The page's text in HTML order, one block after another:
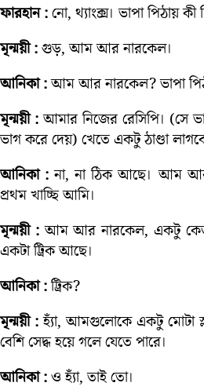
ফারহান :নো, থ্যাংক্স। ভাপা পিঠায় কী
মৃন্ময়ী :গুড়, আম আর নারকেল।
আনিকা :আম আর নারকেল? ভাপা
মৃন্ময়ী :আমার নিজের রেসিপি। (সে
ভাগ করে দেয়) খেতে একটু ঠাণ্ডা
আনিকা : না, না ঠিক আছে। আম আর
প্রথম খাচ্ছি আমি।
মৃন্ময়ী :আম আর নারকেল, একটু
একটা ট্রিক আছে।
আনিকা :ট্রিক?
মৃন্ময়ী :হ্যাঁ, আমগুলোকে একটু মোটা
বেশি সেদ্ধ হয়ে গলে যেতে পারে।
আনিকা :ও হ্যাঁ, তাই তো।